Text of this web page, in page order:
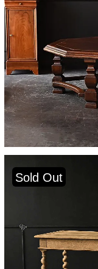
Sold Out